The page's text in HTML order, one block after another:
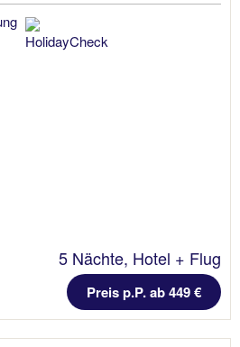
5 Nächte, Hotel + Flug
Preis p.P. ab 449 €